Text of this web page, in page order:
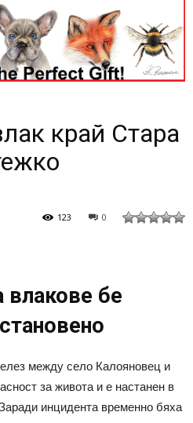
край Стара
0
123
бе
между село Калояновец и
за живота и е настанен в
инцидента временно бяха